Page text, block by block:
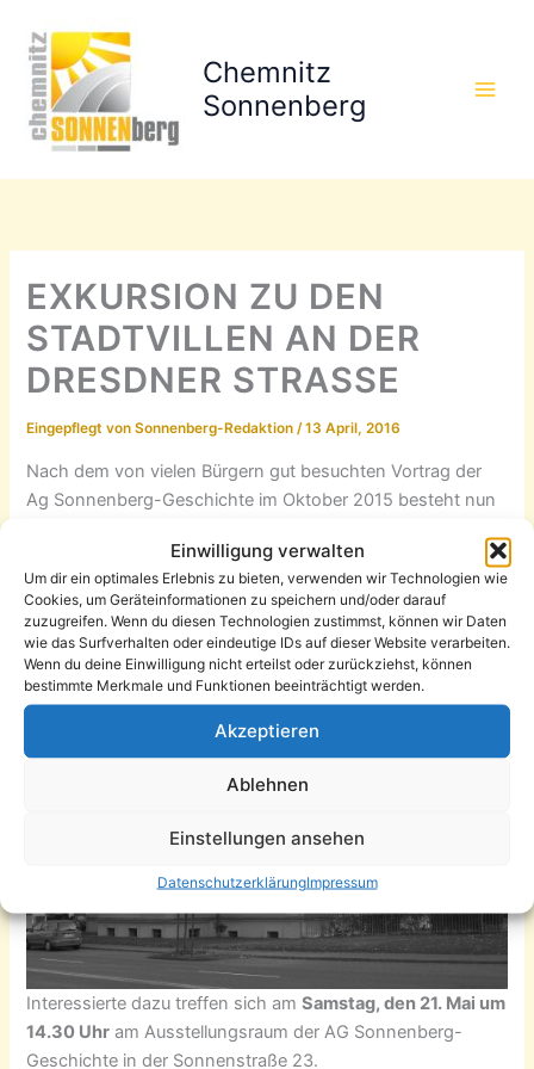
Einwilligung verwalten
Um dir ein optimales Erlebnis zu bieten, verwenden wir Technologien wie
Cookies, um Geräteinformationen zu speichern und/oder darauf
zuzugreifen. Wenn du diesen Technologien zustimmst, können wir Daten
wie das Surfverhalten oder eindeutige IDs auf dieser Website verarbeiten.
Wenn du deine Einwilligung nicht erteilst oder zurückziehst, können
bestimmte Merkmale und Funktionen beeinträchtigt werden.
Akzeptieren
Ablehnen
Einstellungen ansehen
DatenschutzerklärungImpressum
Inhalt
springen
Chemnitz
Sonnenberg
EXKURSION ZU DEN
STADTVILLEN AN DER
DRESDNER STRASSE
Eingepflegt von Sonnenberg-Redaktion/13 April, 2016
Nach dem von vielen Bürgern gut besuchten Vortrag der
Ag Sonnenberg-Geschichte im Oktober 2015 besteht nun
noch vorhandenen Industriegebäude bei einer Exkursion
entlang der Dresdner Straße kennen zu lernen.
Interessierte dazu treffen sich amSamstag, den 21. Mai um
14.30 Uhr am Ausstellungsraum der AG Sonnenberg-
Geschichte in der Sonnenstraße 23.